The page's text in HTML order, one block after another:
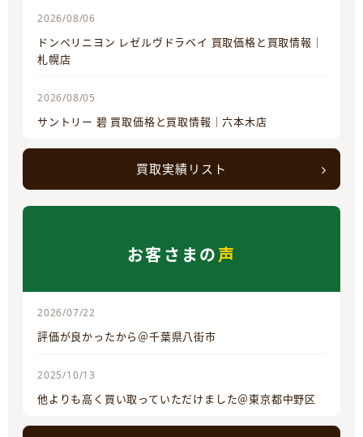
2026/08/06
ドンペリニヨン レゼルヴドラベイ 買取価格と買取情報｜
札幌店
2026/08/05
サントリー 碧 買取価格と買取情報｜六本木店
買取実績リスト
お客さまの声
2026/07/22
評価が良かったから＠千葉県八街市
2025/10/13
他よりも高く買い取っていただけました＠東京都中野区